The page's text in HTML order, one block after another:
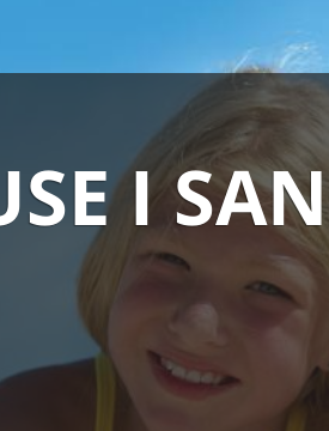
I SAN
laveste pris
ét sted